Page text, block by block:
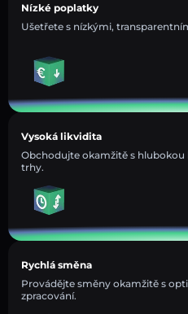
Nízké poplatky
Ušetřete s nízkými,
Vysoká likvidita
Obchodujte okamžitě s
trhy.
Rychlá směna
Provádějte směny okamžitě s
zpracování.